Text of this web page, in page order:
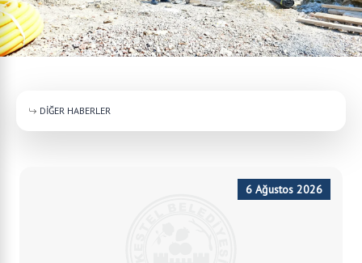
DİĞER HABERLER
6 Ağustos 2026